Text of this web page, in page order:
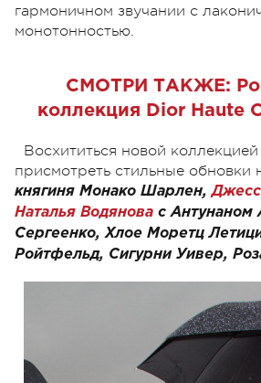
гармоничном звучании с
монотонностью.
СМОТРИ ТАКЖЕ:
коллекция Dior Haute
Восхититься новой
присмотреть стильные обновки
княгиня Монако Шарлен,
Наталья Водянова с Антунаном
Сергеенко, Хлое Моретц
Ройтфельд, Сигурни Уивер,